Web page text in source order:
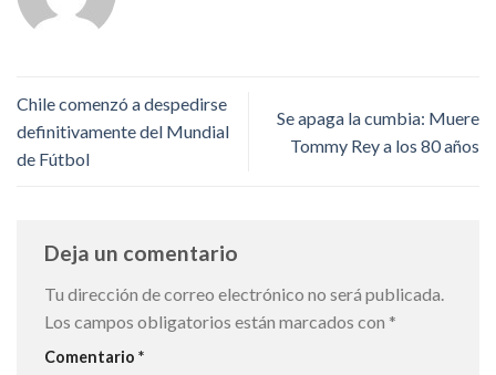
Chile comenzó a despedirse
definitivamente del Mundial
de Fútbol
Se apaga la cumbia: Muere
Tommy Rey a los 80 años
Deja un comentario
Tu dirección de correo electrónico no será publicada.
Los campos obligatorios están marcados con *
Comentario *